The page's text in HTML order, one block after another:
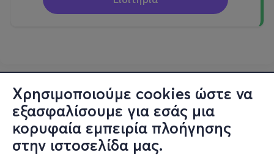
Χρησιμοποιούμε cookies ώστε να
εξασφαλίσουμε για εσάς μια
κορυφαία εμπειρία πλοήγησης
στην ιστοσελίδα μας.